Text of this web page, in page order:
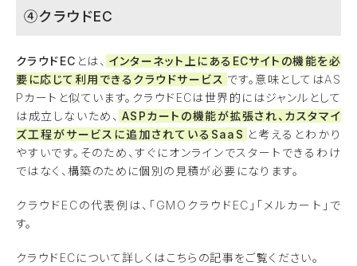
④クラウドEC
クラウドEC とは、 インターネット上にあるECサイトの機能を必
要に応じて利用できるクラウドサービス です。意味としてはAS
Pカートと似ています。クラウドECは世界的にはジャンルとして
は成立しないため、 ASPカートの機能が拡張され、カスタマイ
ズ工程がサービスに追加されているSaaS と考えるとわかり
やすいです。そのため、すぐにオンラインでスタートできるわけ
ではなく、構築のために個別の見積が必要になります。
クラウドECの代表例は、「GMOクラウドEC」「メルカート」で
す。
クラウドECについて詳しくはこちらの記事をご覧ください。